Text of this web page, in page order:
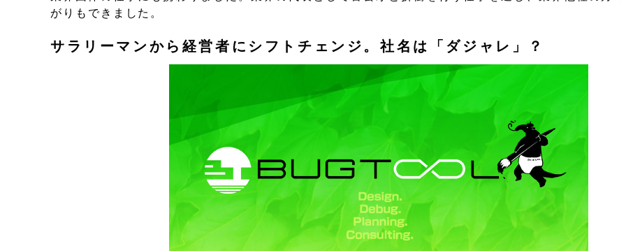
がりもできました。
サラリーマンから経営者にシフトチェンジ。社名は「ダジャレ」？